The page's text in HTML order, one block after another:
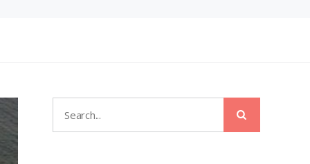
Search
for: